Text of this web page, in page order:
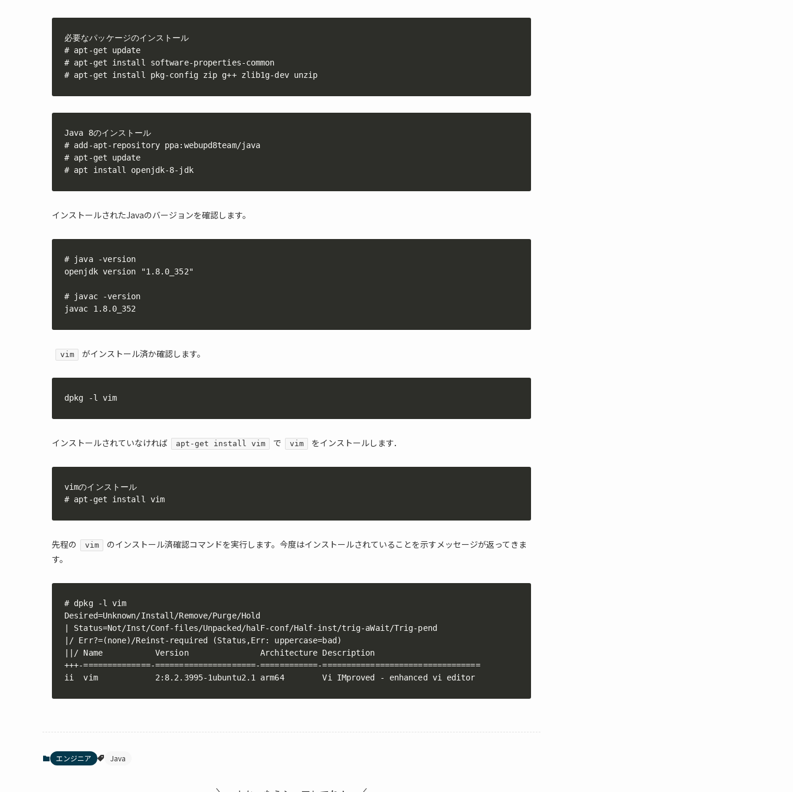
必要なパッケージのインストール
# apt-get update
# apt-get install software-properties-common
# apt-get install pkg-config zip g++ zlib1g-dev unzip
Java 8のインストール
# add-apt-repository ppa:webupd8team/java
# apt-get update
# apt install openjdk-8-jdk
インストールされたJavaのバージョンを確認します。
# java -version
openjdk version "1.8.0_352"
# javac -version
javac 1.8.0_352
vim がインストール済か確認します。
dpkg -l vim
インストールされていなければ apt-get install vim で vim をインストールします．
vimのインストール
# apt-get install vim
先程の vim
のインストール済確認コマンドを実行します。今度はインストールされていることを示すメッセージが返ってきま
す。
# dpkg -l vim
Desired=Unknown/Install/Remove/Purge/Hold
| Status=Not/Inst/Conf-files/Unpacked/halF-conf/Half-inst/trig-aWait/Trig-pend
|/ Err?=(none)/Reinst-required (Status,Err: uppercase=bad)
||/ Name           Version               Architecture Description
+++-==============-=====================-============-=================================
ii  vim            2:8.2.3995-1ubuntu2.1 arm64        Vi IMproved - enhanced vi editor
エンジニア Java